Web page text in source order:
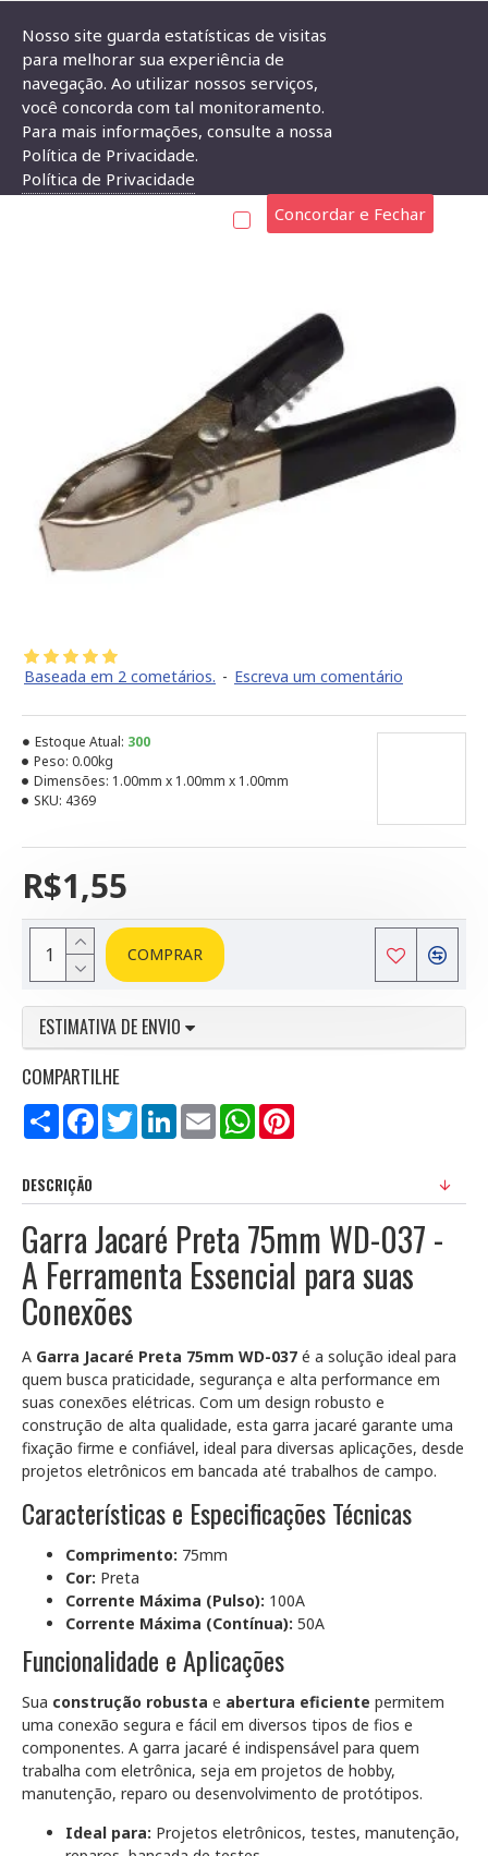
Componentes Eletrônicos Conector
GARRA JACARÉ PRETA 75MM WD-037
Baseada em 2 cometários. - Escreva um comentário
R$1,55
Estoque Atual: 300
Peso: 0.00kg
Dimensões: 1.00mm x 1.00mm x 1.00mm
SKU: 4369
COMPRAR
ESTIMATIVA DE ENVIO
COMPARTILHE
Compartilhar
FacebookTwitterLinkedInEmail WhatsApp
DESCRIÇÃO
Garra Jacaré Preta 75mm WD-037 -
A Ferramenta Essencial para suas
Conexões
A Garra Jacaré Preta 75mm WD-037 é a solução ideal para
quem busca praticidade, segurança e alta performance em
suas conexões elétricas. Com um design robusto e
construção de alta qualidade, esta garra jacaré garante uma
fixação firme e confiável, ideal para diversas aplicações, desde
projetos eletrônicos em bancada até trabalhos de campo.
Características e Especificações Técnicas
Comprimento: 75mm
Cor: Preta
Corrente Máxima (Pulso): 100A
Corrente Máxima (Contínua): 50A
Funcionalidade e Aplicações
Sua construção robusta e abertura eficiente permitem
uma conexão segura e fácil em diversos tipos de fios e
componentes. A garra jacaré é indispensável para quem
trabalha com eletrônica, seja em projetos de hobby,
manutenção, reparo ou desenvolvimento de protótipos.
Ideal para: Projetos eletrônicos, testes, manutenção,
Nosso site guarda estatísticas de visitas
para melhorar sua experiência de
navegação. Ao utilizar nossos serviços,
você concorda com tal monitoramento.
Para mais informações, consulte a nossa
Política de Privacidade.
Política de Privacidade
Concordar e Fechar